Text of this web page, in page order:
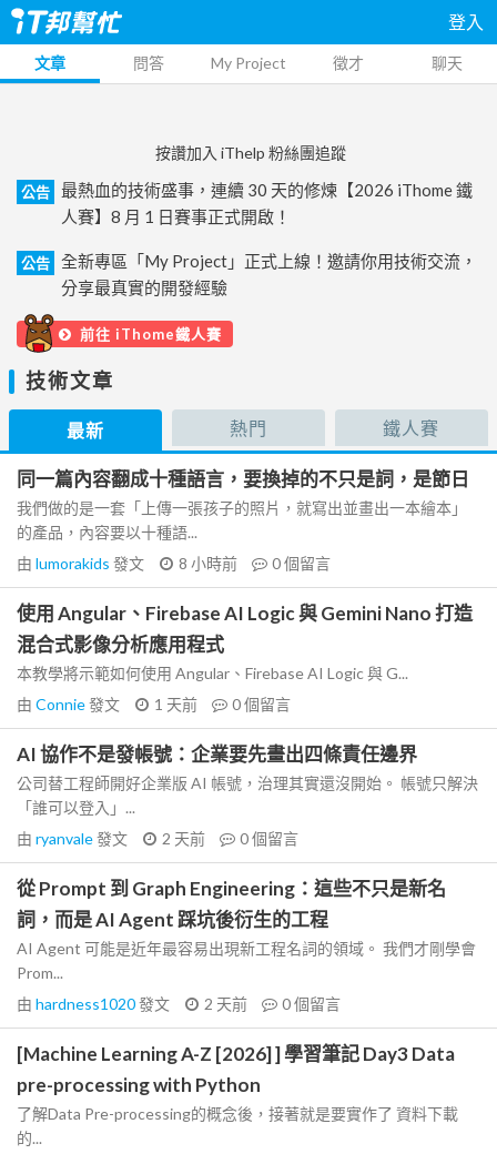
登入
文章 問答 My Project 徵才 聊天
按讚加入 iThelp 粉絲團追蹤
公告
最熱血的技術盛事，連續 30 天的修煉【2026 iThome 鐵
人賽】8 月 1 日賽事正式開啟！
公告
全新專區「My Project」正式上線！邀請你用技術交流，
分享最真實的開發經驗
前往 iThome鐵人賽
技術文章
最新 熱門 鐵人賽
同一篇內容翻成十種語言，要換掉的不只是詞，是節日
我們做的是一套「上傳一張孩子的照片，就寫出並畫出一本繪本」
的產品，內容要以十種語...
由 lumorakids 發文 8 小時前 0個留言
使用 Angular、Firebase AI Logic 與 Gemini Nano 打造
混合式影像分析應用程式
本教學將示範如何使用 Angular、Firebase AI Logic 與 G...
由 Connie發文 1 天前 0個留言
AI 協作不是發帳號：企業要先畫出四條責任邊界
公司替工程師開好企業版 AI 帳號，治理其實還沒開始。 帳號只解決
「誰可以登入」...
由 ryanvale發文 2 天前 0個留言
從 Prompt 到 Graph Engineering：這些不只是新名
詞，而是 AI Agent 踩坑後衍生的工程
AI Agent 可能是近年最容易出現新工程名詞的領域。 我們才剛學會
Prom...
由 hardness1020發文 2 天前 0個留言
[Machine Learning A-Z [2026] ] 學習筆記 Day3 Data
pre-processing with Python
了解Data Pre-processing的概念後，接著就是要實作了 資料下載
的...